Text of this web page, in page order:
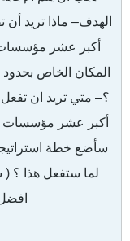
الهدف– ماذا تريد
أكبر عشر
المكان الخاص
؟– متي تريد ان
أكبر عشر
سأضع خطة
لما ستفعل هذا ؟